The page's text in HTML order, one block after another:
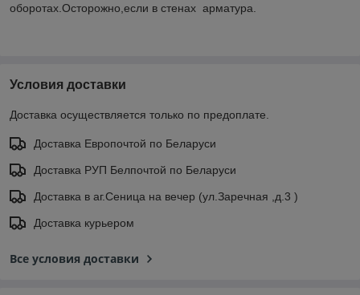
оборотах.Осторожно,если в стенах арматура.
Условия доставки
Доставка осуществляется только по предоплате.
Доставка Европочтой по Беларуси
Доставка РУП Белпочтой по Беларуси
Доставка в аг.Сеница на вечер (ул.Заречная ,д.3 )
Доставка курьером
Все условия доставки